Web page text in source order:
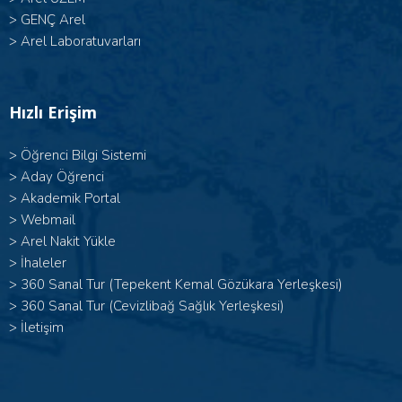
> GENÇ Arel
> Arel Laboratuvarları
Hızlı Erişim
> Öğrenci Bilgi Sistemi
> Aday Öğrenci
> Akademik Portal
> Webmail
> Arel Nakit Yükle
> İhaleler
> 360 Sanal Tur (Tepekent Kemal Gözükara Yerleşkesi)
> 360 Sanal Tur (Cevizlibağ Sağlık Yerleşkesi)
> İletişim